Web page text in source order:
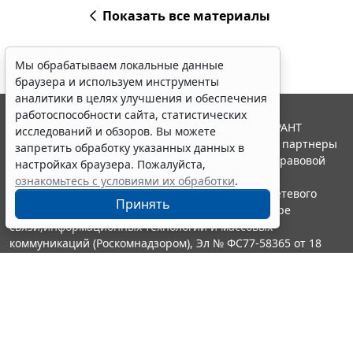
Показать все материалы
Мы обрабатываем локальные данные
браузера и используем инструменты
аналитики в целях улучшения и обеспечения
работоспособности сайта, статистических
исследований и обзоров. Вы можете
запретить обработку указанных данных в
настройках браузера. Пожалуйста,
ознакомьтесь с условиями их обработки.
Принять
© ООО "НПП "ГАРАНТ-СЕРВИС", 2026. Система ГАРАНТ
выпускается с 1990 года. Компания "Гарант" и ее партнеры
являются участниками Российской ассоциации правовой
информации ГАРАНТ.
Портал ГАРАНТ.РУ зарегистрирован в качестве сетевого
издания Федеральной службой по надзору в сфере
связи,информационных технологий и массовых
коммуникаций (Роскомнадзором), Эл № ФС77-58365 от 18